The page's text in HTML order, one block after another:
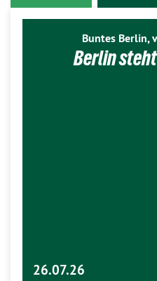
Buntes Berlin,
Berlin
26.07.26